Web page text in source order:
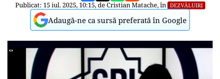
Publicat: 15 iul. 2025, 10:15, deCristian Matache, în DEZVĂLUIRI
Adaugă-ne ca sursă preferată în Google